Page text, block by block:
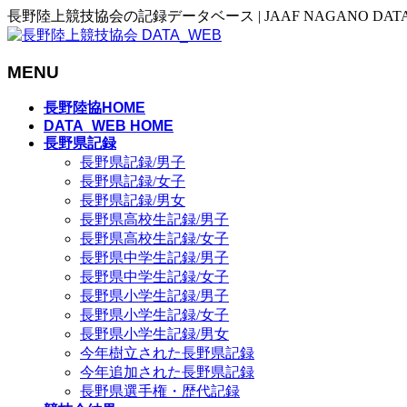
長野陸上競技協会の記録データベース | JAAF NAGANO
MENU
長野陸協HOME
DATA_WEB HOME
長野県記録
長野県記録/男子
長野県記録/女子
長野県記録/男女
長野県高校生記録/男子
長野県高校生記録/女子
長野県中学生記録/男子
長野県中学生記録/女子
長野県小学生記録/男子
長野県小学生記録/女子
長野県小学生記録/男女
今年樹立された長野県記録
今年追加された長野県記録
長野県選手権・歴代記録